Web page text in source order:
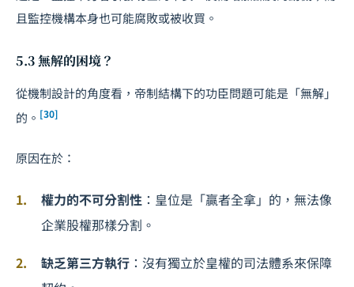
且監控機構本身也可能腐敗或被收買。
5.3 無解的困境？
從機制設計的角度看，帝制結構下的功臣問題可能是「無解」
的。 [30]
原因在於：
權力的不可分割性 ：皇位是「贏者全拿」的，無法像
企業股權那樣分割。
缺乏第三方執行 ：沒有獨立於皇權的司法體系來保障